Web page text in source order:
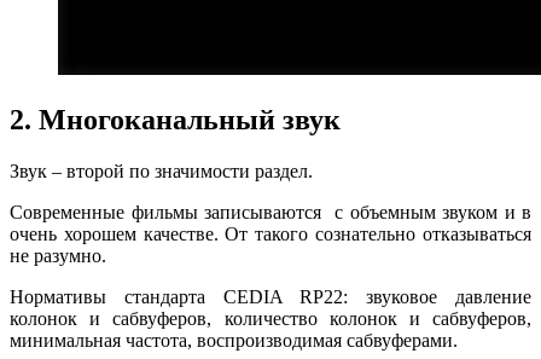
2. Многоканальный звук
Звук – второй по значимости раздел.
Современные фильмы записываются с объемным звуком и в
очень хорошем качестве. От такого сознательно отказываться
не разумно.
Нормативы стандарта CEDIA RP22: звуковое давление
колонок и сабвуферов, количество колонок и сабвуферов,
минимальная частота, воспроизводимая сабвуферами.